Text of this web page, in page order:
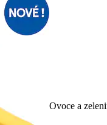
Ovoce a